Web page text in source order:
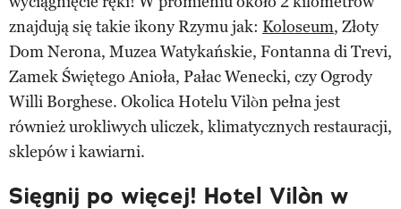
znajdują się takie ikony Rzymu jak: Koloseum, Złoty
Dom Nerona, Muzea Watykańskie, Fontanna di Trevi,
Zamek Świętego Anioła, Pałac Wenecki, czy Ogrody
Willi Borghese. Okolica Hotelu Vilòn pełna jest
również urokliwych uliczek, klimatycznych restauracji,
sklepów i kawiarni.
Sięgnij po więcej! Hotel Vilòn w